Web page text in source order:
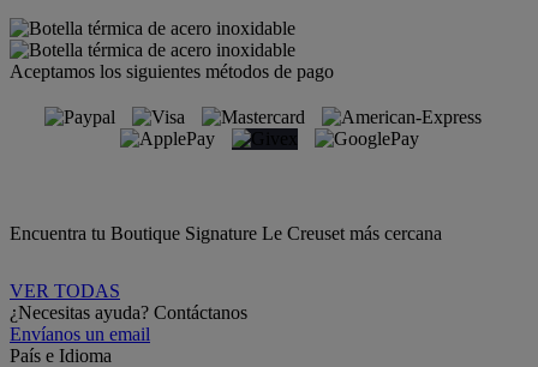
Aceptamos los siguientes métodos de pago
Encuentra tu Boutique Signature Le Creuset más cercana
VER TODAS
¿Necesitas ayuda? Contáctanos
Envíanos un email
País e Idioma